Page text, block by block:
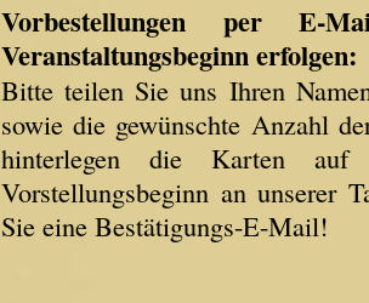
Vorbestellungen per
Veranstaltungsbeginn erfolgen:
Bitte teilen Sie uns Ihren
sowie die gewünschte Anzahl
hinterlegen die Karten
Vorstellungsbeginn an unserer
Sie eine Bestätigungs-E-Mail!